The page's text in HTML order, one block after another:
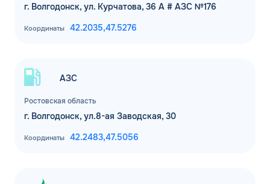
г. Волгодонск, ул. Курчатова, 36 А # АЗС №176
Координаты 42.2035,47.5276
Ростовская область
АЗС
г. Волгодонск, ул.8-ая Заводская, 30
Координаты 42.2483,47.5056